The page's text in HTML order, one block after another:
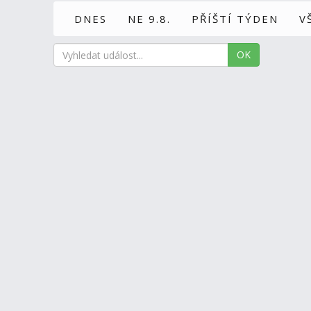
DNES NE 9.8. PŘÍŠTÍ TÝDEN
OK